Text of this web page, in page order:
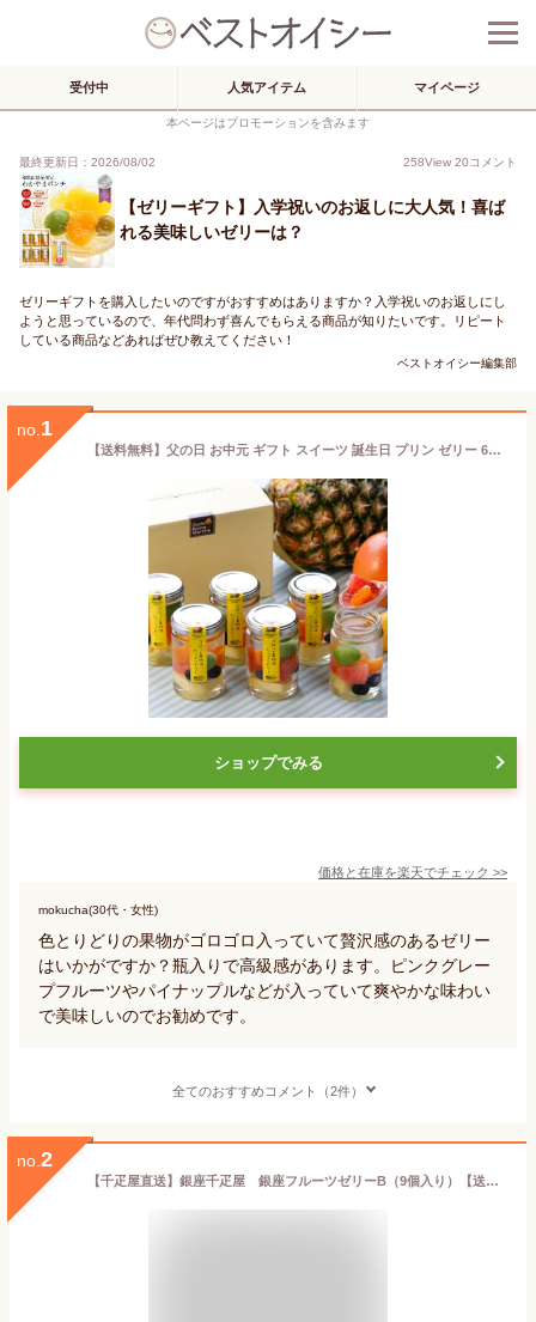
受付中 人気アイテム マイページ
本ページはプロモーションを含みます
最終更新日：2026/08/02 258View 20コメント
【ゼリーギフト】入学祝いのお返しに大人気！喜ば
れる美味しいゼリーは？
ゼリーギフトを購入したいのですがおすすめはありますか？入学祝いのお返しにし
ようと思っているので、年代問わず喜んでもらえる商品が知りたいです。リピート
している商品などあればぜひ教えてください！
ベストオイシー編集部
no. 1
【送料無料】父の日 お中元 ギフト スイーツ 誕生日 プリン ゼリー 6個セット ゴロっと果物たっぷりゼリー(冷蔵) 130g×6個 フルーツゼリー ギフト プリン 高級 なめらか お取り寄せ 誕生日 贈答 女性向けギフト ゼリーギフト スイーツギフト
ショップでみる
価格と在庫を楽天でチェック >>
mokucha(30代・女性)
色とりどりの果物がゴロゴロ入っていて贅沢感のあるゼリー
はいかがですか？瓶入りで高級感があります。ピンクグレー
プフルーツやパイナップルなどが入っていて爽やかな味わい
で美味しいのでお勧めです。
全てのおすすめコメント（2件）
no. 2
【千疋屋直送】銀座千疋屋 銀座フルーツゼリーB（9個入り）【送料無料】,スイーツ,ギフト,贈り物